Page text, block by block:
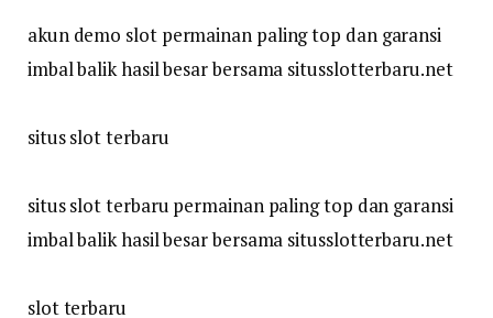
akun demo slot permainan paling top dan garansi
imbal balik hasil besar bersama situsslotterbaru.net
situs slot terbaru
situs slot terbaru permainan paling top dan garansi
imbal balik hasil besar bersama situsslotterbaru.net
slot terbaru